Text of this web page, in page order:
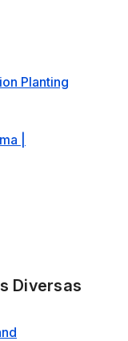
Planting
|
Diversas